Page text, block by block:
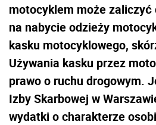
motocyklem może
na nabycie odzieży
kasku motocyklowego,
Używania kasku przez
prawo o ruchu drogowym.
Izby Skarbowej w
wydatki o charakterze